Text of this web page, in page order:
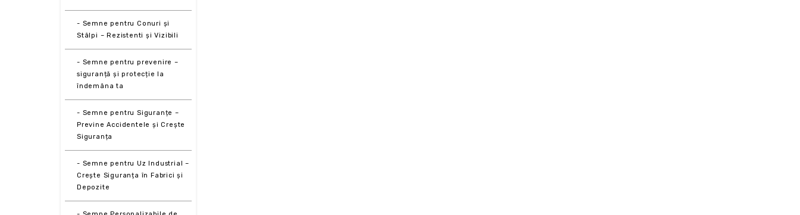
- Semne pentru Conuri și
Stâlpi – Rezistenti și Vizibili
- Semne pentru prevenire –
siguranță și protecție la
îndemâna ta
- Semne pentru Siguranțe –
Previne Accidentele și Crește
Siguranța
- Semne pentru Uz Industrial –
Crește Siguranța în Fabrici și
Depozite